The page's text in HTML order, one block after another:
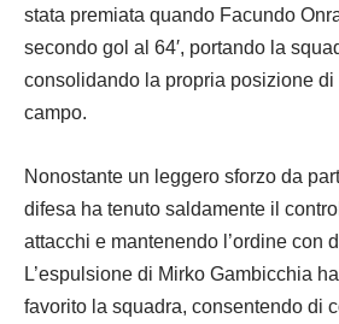
stata premiata quando Facundo
secondo gol al 64′, portando la
consolidando la propria posizione di
campo.
Nonostante un leggero sforzo da
difesa ha tenuto saldamente il
attacchi e mantenendo l’ordine con
L’espulsione di Mirko Gambicchia
favorito la squadra, consentendo di